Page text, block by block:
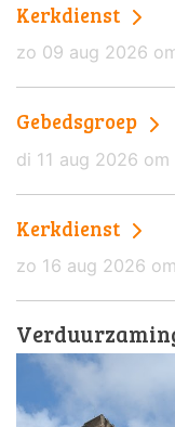
Kerkdienst
zo 09 aug 2026
Gebedsgroep
di 11 aug 2026
Kerkdienst
zo 16 aug 2026